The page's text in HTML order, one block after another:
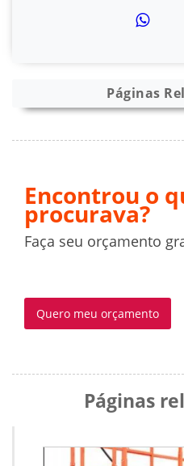
Páginas
Encontrou o
procurava?
Faça seu orçamento
Quero meu orçamento
Páginas